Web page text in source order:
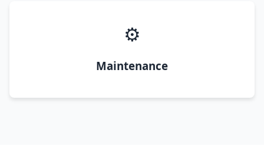
⚙️
Maintenance